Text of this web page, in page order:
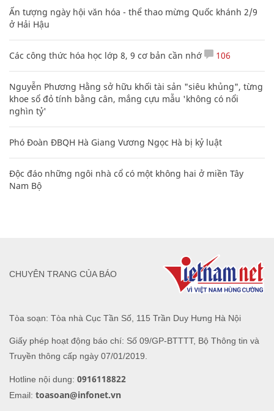
Ấn tượng ngày hội văn hóa - thể thao mừng Quốc khánh 2/9
ở Hải Hậu
Các công thức hóa học lớp 8, 9 cơ bản cần nhớ 106
Nguyễn Phương Hằng sở hữu khối tài sản "siêu khủng", từng
khoe sổ đỏ tính bằng cân, mắng cựu mẫu 'không có nổi
nghìn tỷ'
Phó Đoàn ĐBQH Hà Giang Vương Ngọc Hà bị kỷ luật
Độc đáo những ngôi nhà cổ có một không hai ở miền Tây
Nam Bộ
Tòa soạn: Tòa nhà Cục Tần Số, 115 Trần Duy Hưng Hà Nội
Giấy phép hoạt động báo chí: Số 09/GP-BTTTT, Bộ Thông tin và
Truyền thông cấp ngày 07/01/2019.
Hotline nội dung: 0916118822
Email: toasoan@infonet.vn
CHUYÊN TRANG CỦA BÁO